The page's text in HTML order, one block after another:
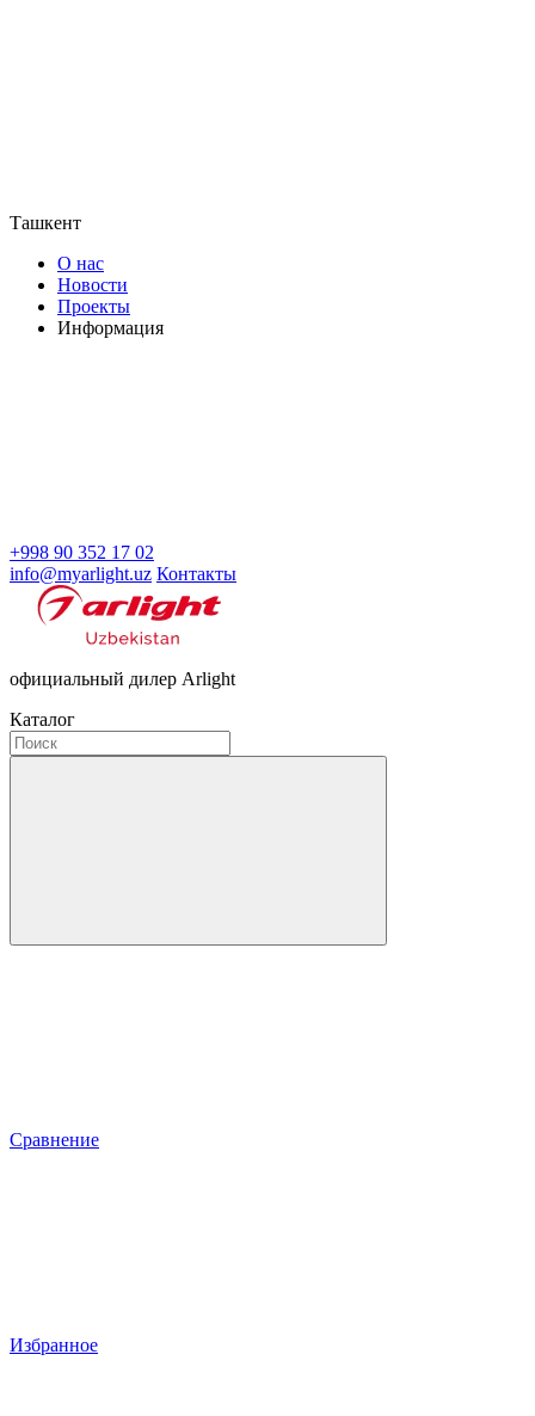
Ташкент
О нас
Новости
Проекты
Информация
+998 90 352 17 02
info@myarlight.uz Контакты
официальный дилер Arlight
Каталог
Сравнение
Избранное